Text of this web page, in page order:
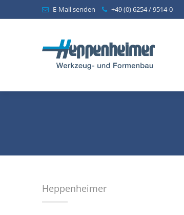
E-Mail senden +49 (0) 6254 / 9514-0
Heppenheimer